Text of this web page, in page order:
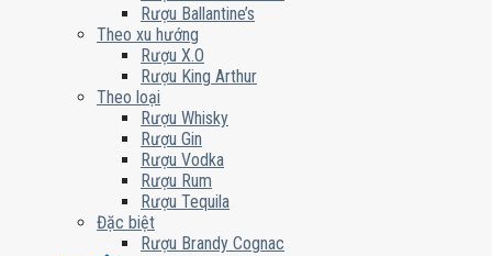
Rượu Ballantine’s
Theo xu hướng
Rượu X.O
Rượu King Arthur
Theo loại
Rượu Whisky
Rượu Gin
Rượu Vodka
Rượu Rum
Rượu Tequila
Đặc biệt
Rượu Brandy Cognac